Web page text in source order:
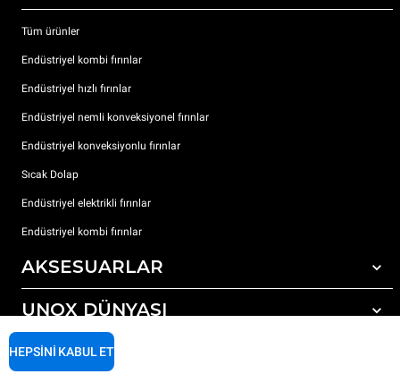
Tüm ürünler
Endüstriyel kombi fırınlar
Endüstriyel hızlı fırınlar
Endüstriyel nemli konveksiyonel fırınlar
Endüstriyel konveksiyonlu fırınlar
Sıcak Dolap
Endüstriyel elektrikli fırınlar
Endüstriyel kombi fırınlar
AKSESUARLAR
Tüm aksesuarlar
Otomatik yıkama için deterjanlar
Elle yıkama için deterjanlar
UNOX DÜNYASI
Dünyadaki ofislerimizx
DESTEK
HEPSINI KABUL ET